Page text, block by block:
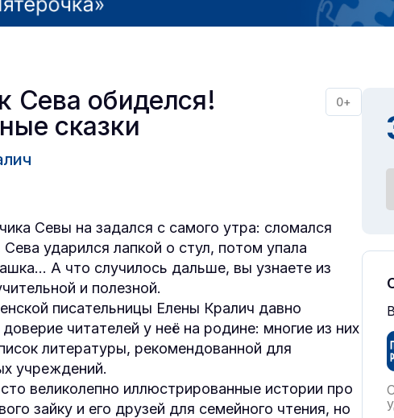
Сева обиделся!
сказки
0+
Севы на задался с самого утра: сломался
Сева ударился лапкой о стул, потом упала
А что случилось дальше, вы узнаете из
и полезной.
писательницы Елены Кралич давно
читателей у неё на родине: многие из них
литературы, рекомендованной для
учреждений.
великолепно иллюстрированные истории про
зайку и его друзей для семейного чтения, но